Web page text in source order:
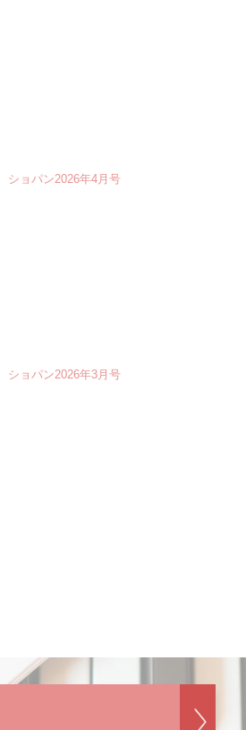
ショパン2026年4月号
ショパン2026年3月号